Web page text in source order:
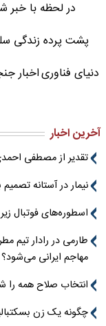
در لحظه با خبر
پشت پرده زندگی
دنیای فناوریاخبار
آخرین اخبار
تقدیر از مصطفی
نیمار در آستانه
اسطوره‌های فوتبال
طارمی در رادار تیم
مهاجم ایرانی می‌شود؟
انتخاب صلاح همه را
چگونه یک زن